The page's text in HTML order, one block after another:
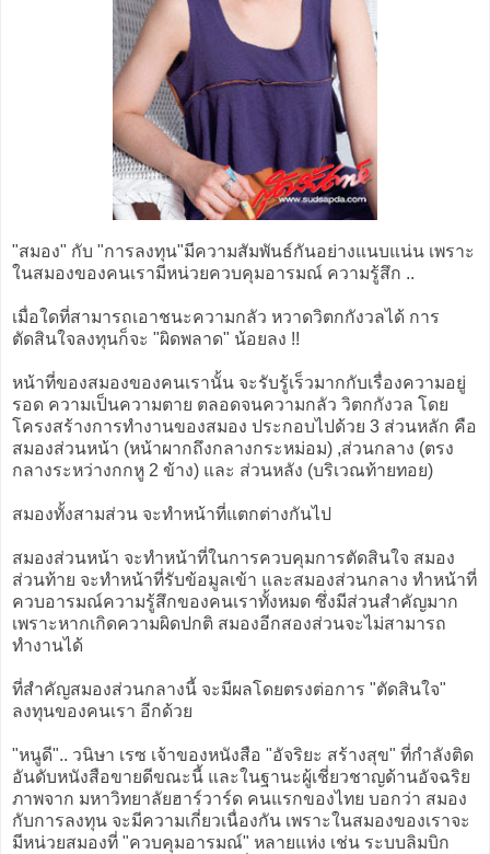
"สมอง" กับ "การลงทุน"มีความสัมพันธ์กันอย่างแนบแน่น เพราะ
ในสมองของคนเรามีหน่วยควบคุมอารมณ์ ความรู้สึก ..
เมื่อใดที่สามารถเอาชนะความกลัว หวาดวิตกกังวลได้ การ
ตัดสินใจลงทุนก็จะ "ผิดพลาด" น้อยลง !!
หน้าที่ของสมองของคนเรานั้น จะรับรู้เร็วมากกับเรื่องความอยู่
รอด ความเป็นความตาย ตลอดจนความกลัว วิตกกังวล โดย
โครงสร้างการทำงานของสมอง ประกอบไปด้วย 3 ส่วนหลัก คือ
สมองส่วนหน้า (หน้าผากถึงกลางกระหม่อม) ,ส่วนกลาง (ตรง
กลางระหว่างกกหู 2 ข้าง) และ ส่วนหลัง (บริเวณท้ายทอย)
สมองทั้งสามส่วน จะทำหน้าที่แตกต่างกันไป
สมองส่วนหน้า จะทำหน้าที่ในการควบคุมการตัดสินใจ สมอง
ส่วนท้าย จะทำหน้าที่รับข้อมูลเข้า และสมองส่วนกลาง ทำหน้าที่
ควบอารมณ์ความรู้สึกของคนเราทั้งหมด ซึ่งมีส่วนสำคัญมาก
เพราะหากเกิดความผิดปกติ สมองอีกสองส่วนจะไม่สามารถ
ทำงานได้
ที่สำคัญสมองส่วนกลางนี้ จะมีผลโดยตรงต่อการ "ตัดสินใจ"
ลงทุนของคนเรา อีกด้วย
"หนูดี".. วนิษา เรซ เจ้าของหนังสือ "อัจริยะ สร้างสุข" ที่กำลังติด
อันดับหนังสือขายดีขณะนี้ และในฐานะผู้เชี่ยวชาญด้านอัจฉริย
ภาพจาก มหาวิทยาลัยฮาร์วาร์ด คนแรกของไทย บอกว่า สมอง
กับการลงทุน จะมีความเกี่ยวเนื่องกัน เพราะในสมองของเราจะ
มีหน่วยสมองที่ "ควบคุมอารมณ์" หลายแห่ง เช่น ระบบลิมบิก